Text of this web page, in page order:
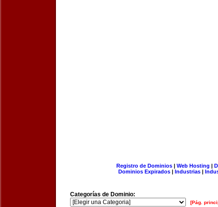
Registro de Dominios| Web Hosting |
Dominios Expirados | Industrias |
Categorías de Dominio:
[Pág.